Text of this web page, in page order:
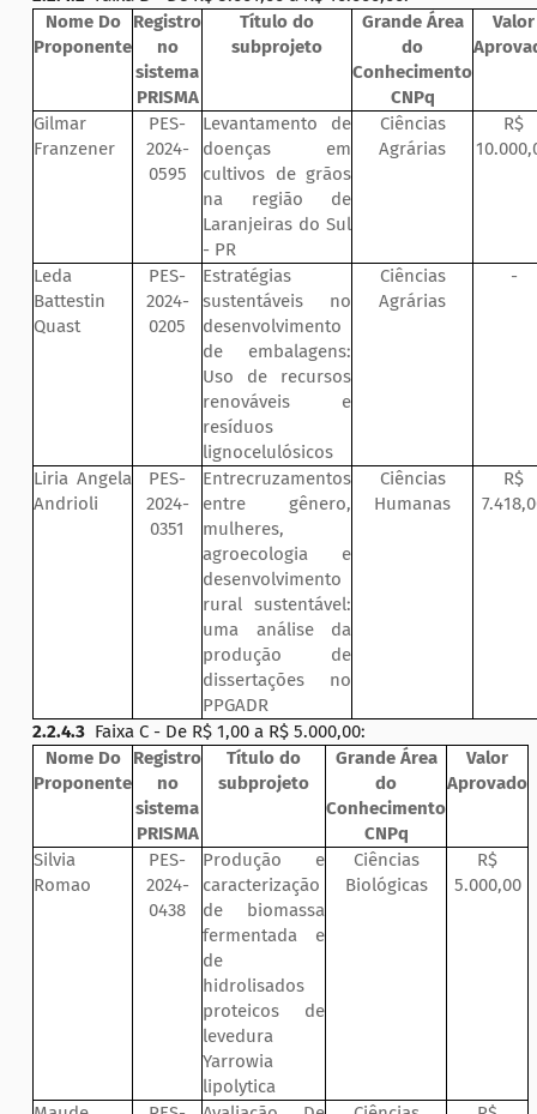
Nome Do
Proponente
Registro
no
sistema
PRISMA
Título do
subprojeto
Grande Área
do
Conhecimento
CNPq
Valor
Gilmar
Franzener
PES-
2024-
0595
Levantamento de
doenças em
cultivos de grãos
na região de
Laranjeiras do Sul
- PR
Ciências
Agrárias
R$
Leda
Battestin
Quast
PES-
2024-
0205
Estratégias
sustentáveis no
desenvolvimento
de embalagens:
Uso de recursos
renováveis e
resíduos
lignocelulósicos
Ciências
Agrárias
-
Liria Angela
Andrioli
PES-
2024-
0351
Entrecruzamentos
entre gênero,
mulheres,
agroecologia e
desenvolvimento
rural sustentável:
uma análise da
produção de
dissertações no
PPGADR
Ciências
Humanas
R$
2.2.4.3 Faixa C - De R$ 1,00 a R$ 5.000,00:
Nome Do
Proponente
Registro
no
sistema
PRISMA
Título do
subprojeto
Grande Área
do
Conhecimento
CNPq
Valor
Aprovado
Silvia
Romao
PES-
2024-
0438
Produção e
caracterização
de biomassa
fermentada e
de
hidrolisados
proteicos de
levedura
Yarrowia
lipolytica
Ciências
Biológicas
R$
5.000,00